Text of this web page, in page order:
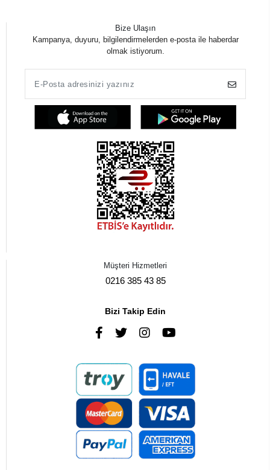
Bize Ulaşın
Kampanya, duyuru, bilgilendirmelerden e-posta ile haberdar
olmak istiyorum.
Müşteri Hizmetleri
0216 385 43 85
Bizi Takip Edin